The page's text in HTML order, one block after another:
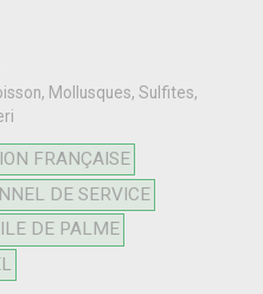
Mollusques, Sulfites,
FRANÇAISE
DE SERVICE
DE PALME